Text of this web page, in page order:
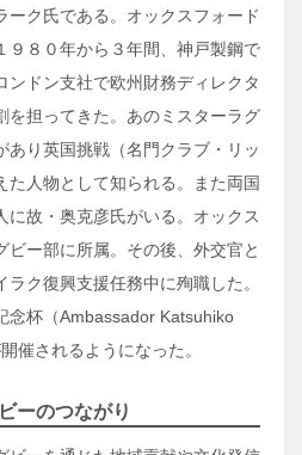
ーク氏である。オックスフォード
９８０年から３年間、神戸製鋼で
ンドン支社で欧州財務ディレクタ
を担ってきた。あのミスターラグ
あり英国挑戦（名門クラブ・リッ
た人物として知られる。また両国
に故・奥克彦氏がいる。オックス
ビー部に所属。その後、外交官と
ク復興支援任務中に殉職した。
念杯（Ambassador Katsuhiko
催されるようになった。
ーのつながり